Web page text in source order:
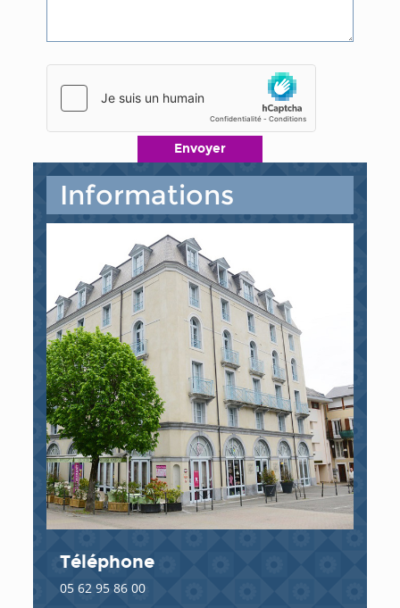
Informations
Téléphone
05 62 95 86 00